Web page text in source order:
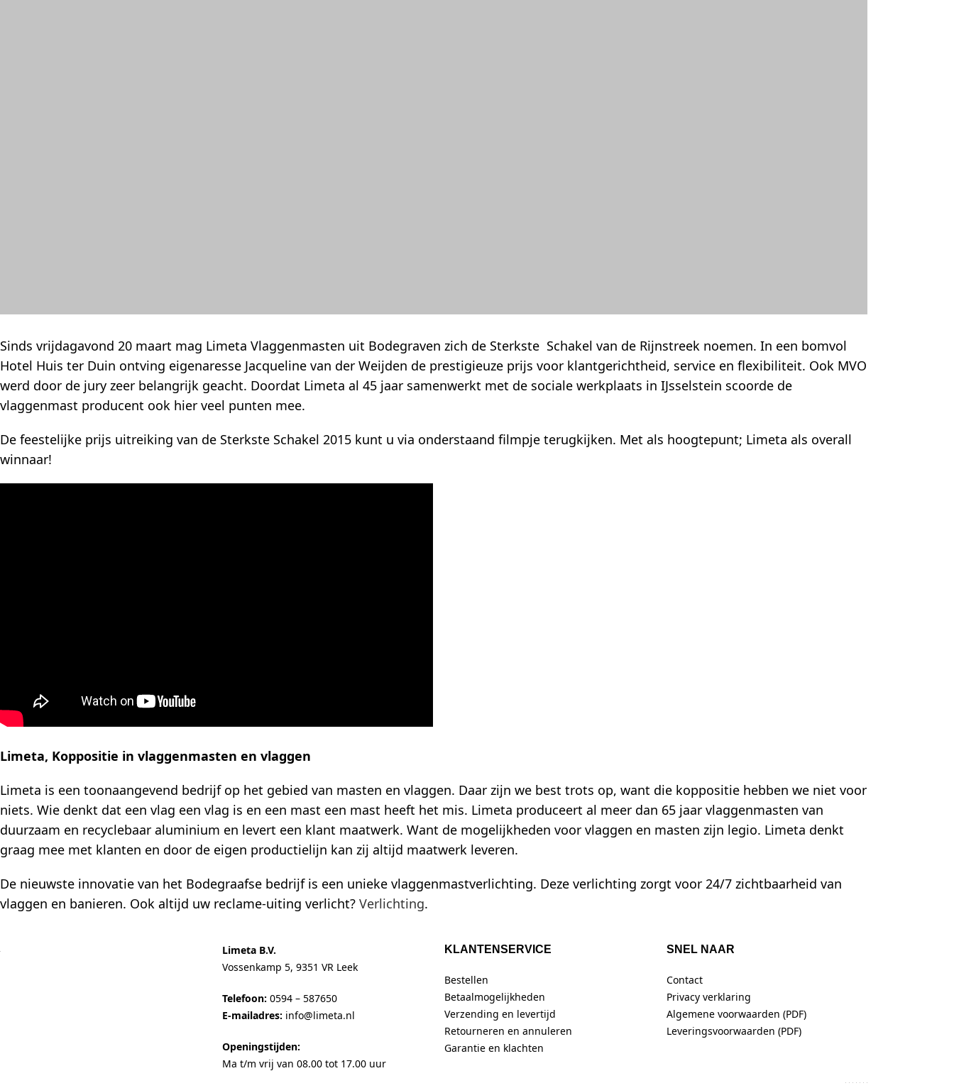
Sinds vrijdagavond 20 maart mag Limeta Vlaggenmasten uit Bodegraven zich de Sterkste Schakel van de Rijnstreek noemen. In een bomvol
Hotel Huis ter Duin ontving eigenaresse Jacqueline van der Weijden de prestigieuze prijs voor klantgerichtheid, service en flexibiliteit. Ook MVO
werd door de jury zeer belangrijk geacht. Doordat Limeta al 45 jaar samenwerkt met de sociale werkplaats in IJsselstein scoorde de
vlaggenmast producent ook hier veel punten mee.
De feestelijke prijs uitreiking van de Sterkste Schakel 2015 kunt u via onderstaand filmpje terugkijken. Met als hoogtepunt; Limeta als overall
winnaar!
Limeta, Koppositie in vlaggenmasten en vlaggen
Limeta is een toonaangevend bedrijf op het gebied van masten en vlaggen. Daar zijn we best trots op, want die koppositie hebben we niet voor
niets. Wie denkt dat een vlag een vlag is en een mast een mast heeft het mis. Limeta produceert al meer dan 65 jaar vlaggenmasten van
duurzaam en recyclebaar aluminium en levert een klant maatwerk. Want de mogelijkheden voor vlaggen en masten zijn legio. Limeta denkt
graag mee met klanten en door de eigen productielijn kan zij altijd maatwerk leveren.
De nieuwste innovatie van het Bodegraafse bedrijf is een unieke vlaggenmastverlichting. Deze verlichting zorgt voor 24/7 zichtbaarheid van
vlaggen en banieren. Ook altijd uw reclame-uiting verlicht? Verlichting.
Limeta B.V.
Vossenkamp 5, 9351 VR Leek
Telefoon: 0594 – 587650
E-mailadres: info@limeta.nl
Openingstijden:
Ma t/m vrij van 08.00 tot 17.00 uur
KLANTENSERVICE
Bestellen
Betaalmogelijkheden
Verzending en levertijd
Retourneren en annuleren
Garantie en klachten
SNEL NAAR
Contact
Privacy verklaring
Algemene voorwaarden (PDF)
Leveringsvoorwaarden (PDF)